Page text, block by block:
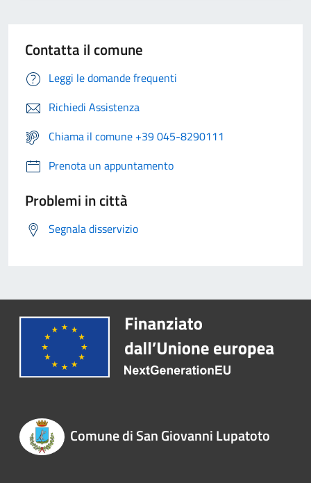
Contatta il comune
Leggi le domande frequenti
Richiedi Assistenza
Chiama il comune +39 045-8290111
Prenota un appuntamento
Problemi in città
Segnala disservizio
Comune di San Giovanni Lupatoto